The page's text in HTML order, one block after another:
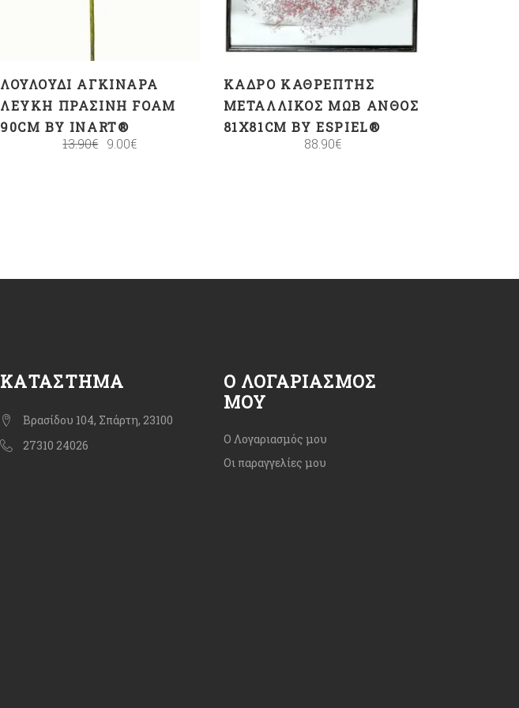
ΛΟΥΛΟΎΔΙ ΑΓΚΙΝΆΡΑ
ΛΕΥΚΉ ΠΡΆΣΙΝΗ FOAM
90CM BY INART®
13.90€ 9.00€
ΚΆΔΡΟ ΚΑΘΡΈΠΤΗΣ
ΜΕΤΑΛΛΙΚΌΣ ΜΩΒ ΆΝΘΟΣ
81Χ81CM BY ESPIEL®
88.90€
ΚΑΤΆΣΤΗΜΑ
Βρασίδου 104, Σπάρτη, 23100
27310 24026
Ο ΛΟΓΑΡΙΑΣΜΌΣ
ΜΟΥ
Ο Λογαριασμός μου
Οι παραγγελίες μου